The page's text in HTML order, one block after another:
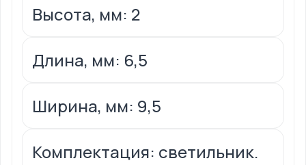
Высота, мм: 2
Длина, мм: 6,5
Ширина, мм: 9,5
Комплектация: светильник.